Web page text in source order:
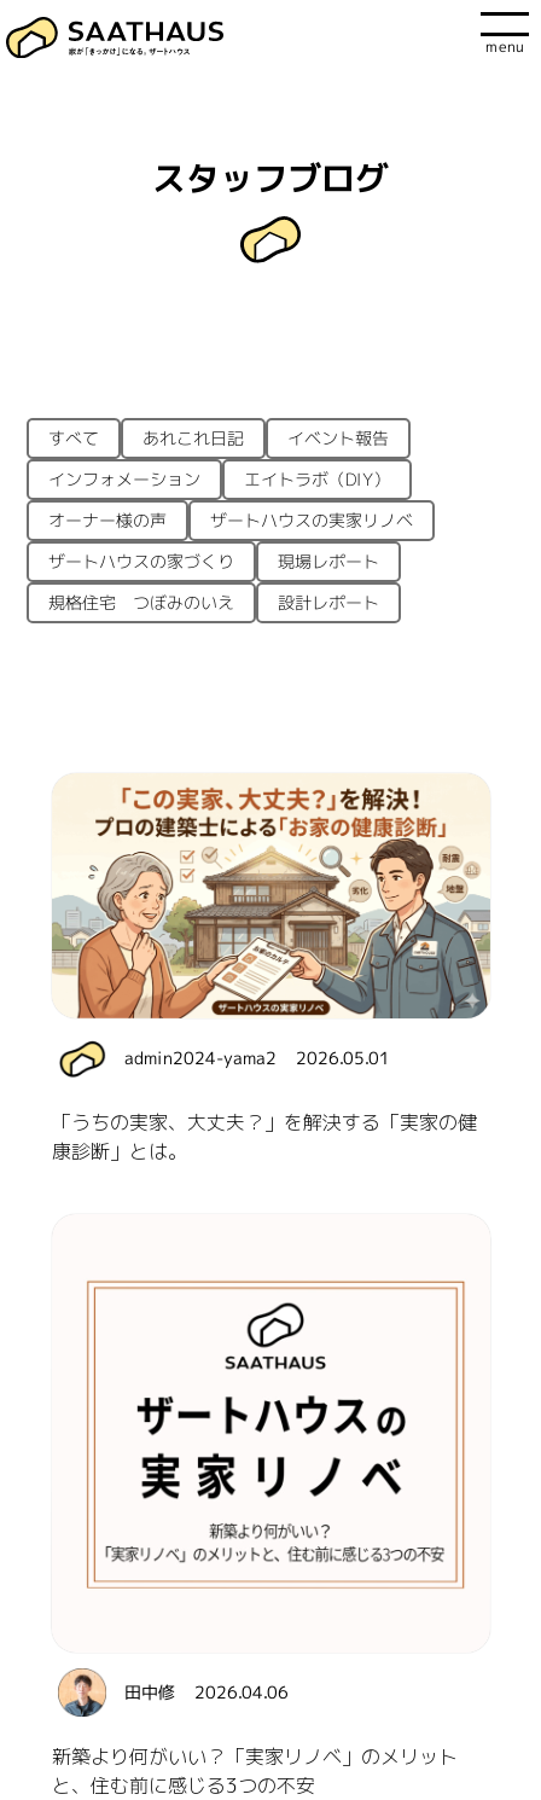
menu
スタッフブログ
すべて あれこれ日記 イベント報告
インフォメーション エイトラボ（DIY）
オーナー様の声 ザートハウスの実家リノベ
ザートハウスの家づくり 現場レポート
規格住宅 つぼみのいえ 設計レポート
admin2024-yama2 2026.05.01
「うちの実家、大丈夫？」を解決する「実家の健
康診断」とは。
田中修 2026.04.06
新築より何がいい？「実家リノベ」のメリット
と、住む前に感じる3つの不安